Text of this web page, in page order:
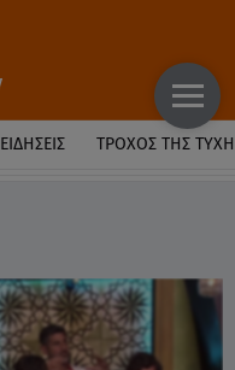
ΕΙΔΉΣΕΙΣ ΤΡΟΧΌΣ ΤΗΣ